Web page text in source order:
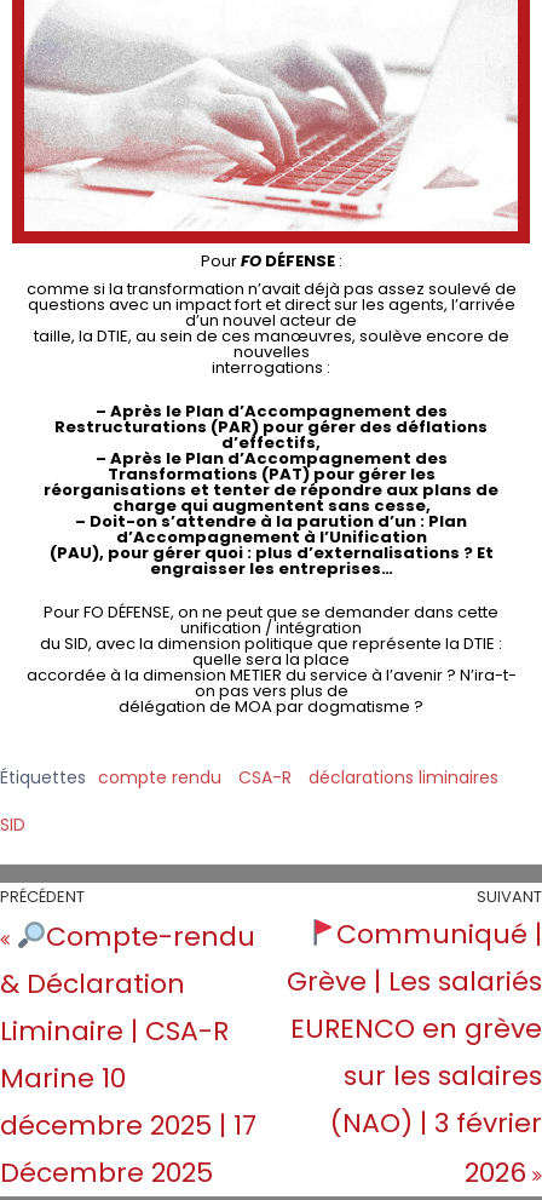
PourFO DÉFENSE:
comme si la transformation n’avait déjà pas assez soulevé de
questions avec un impact fort et direct sur les agents, l’arrivée
d’un nouvel acteur de
taille, la DTIE, au sein de ces manœuvres, soulève encore de
nouvelles
interrogations :
– Après le Plan d’Accompagnement des
Restructurations (PAR) pour gérer des déflations
d’effectifs,
– Après le Plan d’Accompagnement des
Transformations (PAT) pour gérer les
réorganisations et tenter de répondre aux plans de
charge qui augmentent sans cesse,
– Doit-on s’attendre à la parution d’un : Plan
d’Accompagnement à l’Unification
(PAU), pour gérer quoi : plus d’externalisations ? Et
engraisser les entreprises…
Pour FO DÉFENSE, on ne peut que se demander dans cette
unification / intégration
du SID, avec la dimension politique que représente la DTIE :
quelle sera la place
accordée à la dimension METIER du service à l’avenir ? N’ira-t-
on pas vers plus de
délégation de MOA par dogmatisme ?
Étiquettes compte rendu CSA-R
déclarations liminaires
SID
PRÉCÉDENT
Compte-rendu
& Déclaration
Liminaire | CSA-R
Marine 10
décembre 2025 | 17
Décembre 2025
SUIVANT
Communiqué |
Grève | Les salariés
EURENCO en grève
sur les salaires
(NAO) | 3 février
2026